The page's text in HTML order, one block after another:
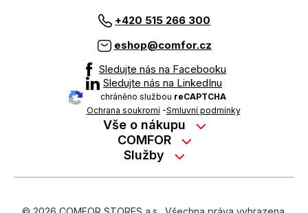
+420 515 266 300
eshop@comfor.cz
Sledujte nás na Facebooku
Sledujte nás na LinkedInu
chráněno službou reCAPTCHA
Ochrana soukromí-Smluvní podmínky
Vše o nákupu
Nákup na splátky
Možnosti platby
COMFOR
Kontakty
Kariéra
Služby